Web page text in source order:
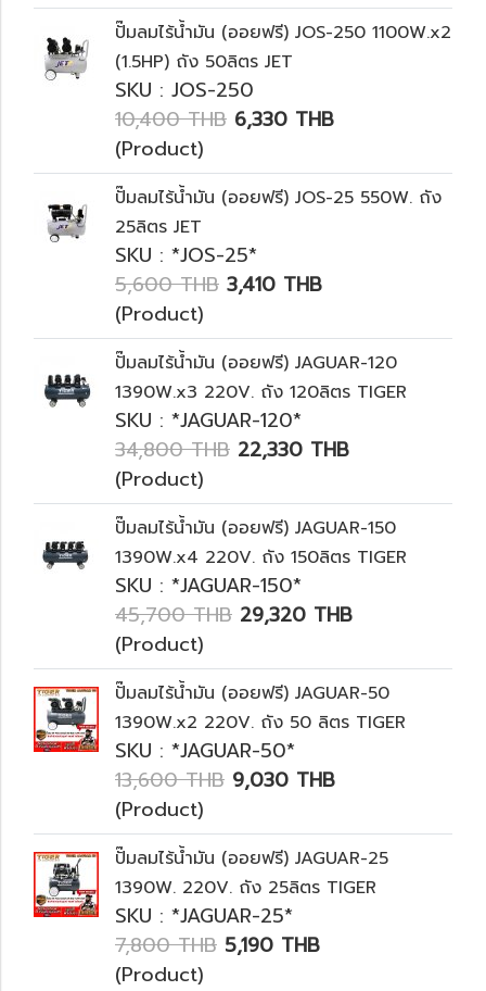
ปั๊มลมไร้น้ำมัน (ออยฟรี) JOS-250 1100W.x2
(1.5HP) ถัง 50ลิตร JET
SKU : JOS-250
10,400 THB 6,330 THB
(Product)
ปั๊มลมไร้น้ำมัน (ออยฟรี) JOS-25 550W. ถัง
25ลิตร JET
SKU : *JOS-25*
5,600 THB 3,410 THB
(Product)
ปั๊มลมไร้น้ำมัน (ออยฟรี) JAGUAR-120
1390W.x3 220V. ถัง 120ลิตร TIGER
SKU : *JAGUAR-120*
34,800 THB 22,330 THB
(Product)
ปั๊มลมไร้น้ำมัน (ออยฟรี) JAGUAR-150
1390W.x4 220V. ถัง 150ลิตร TIGER
SKU : *JAGUAR-150*
45,700 THB 29,320 THB
(Product)
ปั๊มลมไร้น้ำมัน (ออยฟรี) JAGUAR-50
1390W.x2 220V. ถัง 50 ลิตร TIGER
SKU : *JAGUAR-50*
13,600 THB 9,030 THB
(Product)
ปั๊มลมไร้น้ำมัน (ออยฟรี) JAGUAR-25
1390W. 220V. ถัง 25ลิตร TIGER
SKU : *JAGUAR-25*
7,800 THB 5,190 THB
(Product)